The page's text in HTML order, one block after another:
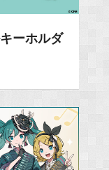
ーホルダ